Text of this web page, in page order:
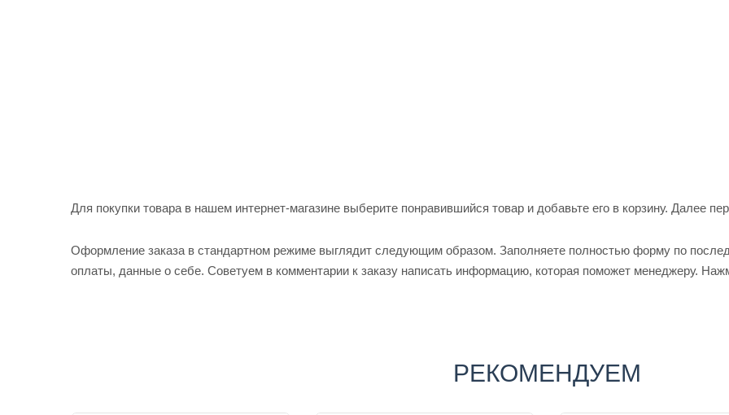
Для покупки товара в нашем интернет-магазине выберите понравившийся товар и добавьте его в корзину. Далее
Оформление заказа в стандартном режиме выглядит следующим образом. Заполняете полностью форму по
оплаты, данные о себе. Советуем в комментарии к заказу написать информацию, которая поможет менеджеру.
РЕКОМЕНДУЕМ